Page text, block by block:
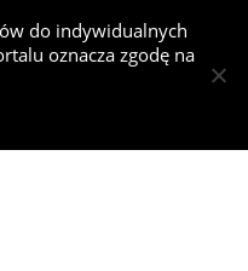
w aranżacji kuchni
do indywidualnych
oznacza zgodę na